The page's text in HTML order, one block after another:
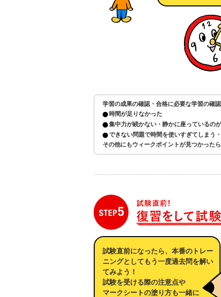
学習の成果の確認・合格に必要な学習の確
時間が足りなかった
集中力が続かない・静かに座っているの
できない問題で時間を使いすぎてしまう
その他にもウィークポイントが見つかった
試験直前になったら、本番のトレー
ニングとしてもう一度過去問を解い
てみよう！
試験を受ける際の注意点や
マークシートの塗り方も一緒に